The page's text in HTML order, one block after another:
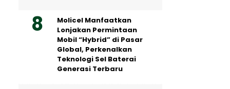
Molicel Manfaatkan
Lonjakan Permintaan
Mobil “Hybrid” di Pasar
Global, Perkenalkan
Teknologi Sel Baterai
Generasi Terbaru